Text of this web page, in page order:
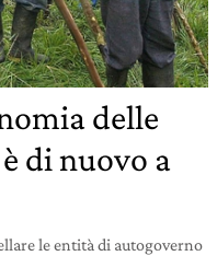
delle
di nuovo a
le entità di autogoverno